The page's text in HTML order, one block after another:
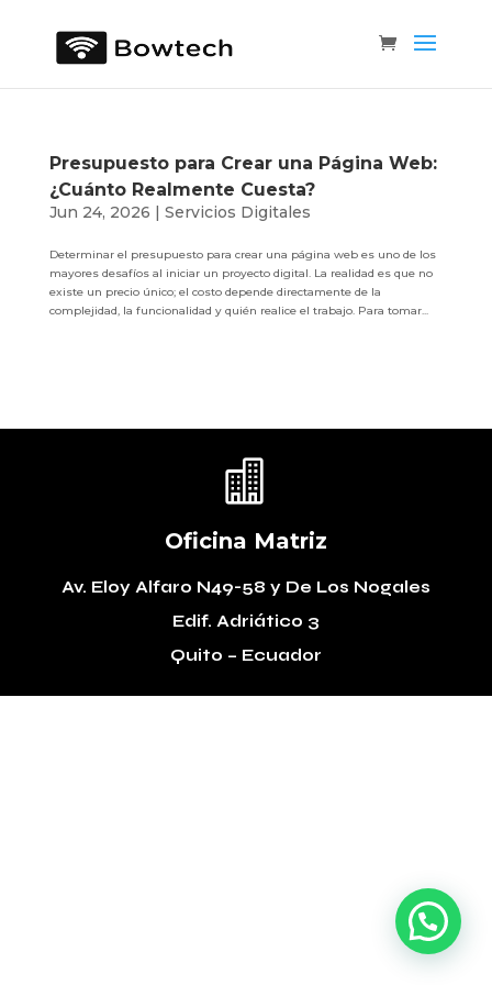
Presupuesto para Crear una Página Web:
¿Cuánto Realmente Cuesta?
Jun 24, 2026 | Servicios Digitales
Determinar el presupuesto para crear una página web es uno de los
mayores desafíos al iniciar un proyecto digital. La realidad es que no
existe un precio único; el costo depende directamente de la
complejidad, la funcionalidad y quién realice el trabajo. Para tomar...

Oficina Matriz
Av. Eloy Alfaro N49-58 y De Los Nogales
Edif. Adriático 3
Quito – Ecuador